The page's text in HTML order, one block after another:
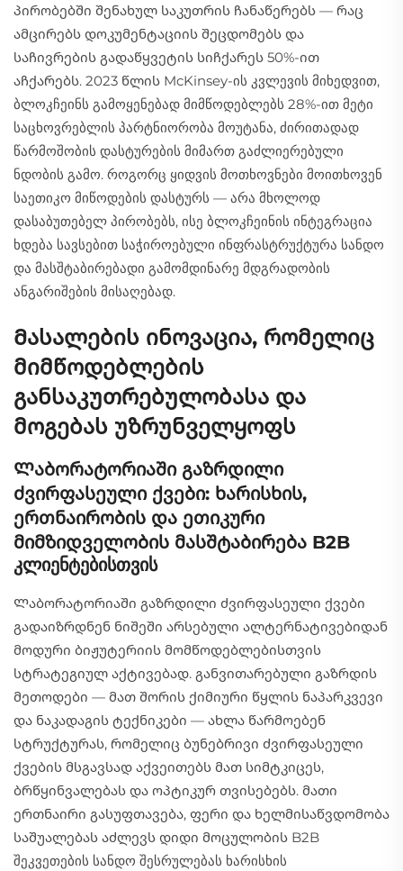
პირობებში შენახულ საკუთრის ჩანაწერებს — რაც
ამცირებს დოკუმენტაციის შეცდომებს და
საჩივრების გადაწყვეტის სიჩქარეს 50%-ით
აჩქარებს. 2023 წლის McKinsey-ის კვლევის მიხედვით,
ბლოკჩეინს გამოყენებად მიმწოდებლებს 28%-ით მეტი
საცხოვრებლის პარტნიორობა მოუტანა, ძირითადად
წარმოშობის დასტურების მიმართ გაძლიერებული
ნდობის გამო. როგორც ყიდვის მოთხოვნები მოითხოვენ
საეთიკო მიწოდების დასტურს — არა მხოლოდ
დასაბუთებელ პირობებს, ისე ბლოკჩეინის ინტეგრაცია
ხდება სავსებით საჭიროებული ინფრასტრუქტურა სანდო
და მასშტაბირებადი გამომდინარე მდგრადობის
ანგარიშების მისაღებად.
Მასალების ინოვაცია, რომელიც
მიმწოდებლების
განსაკუთრებულობასა და
მოგებას უზრუნველყოფს
Ლაბორატორიაში გაზრდილი
ძვირფასეული ქვები: ხარისხის,
ერთნაირობის და ეთიკური
მიმზიდველობის მასშტაბირება B2B
კლიენტებისთვის
Ლაბორატორიაში გაზრდილი ძვირფასეული ქვები
გადაიზრდნენ ნიშეში არსებული ალტერნატივებიდან
მოდური ბიჟუტერიის მომწოდებლებისთვის
სტრატეგიულ აქტივებად. განვითარებული გაზრდის
მეთოდები — მათ შორის ქიმიური წყლის ნაპარკვევი
და ნაკადაგის ტექნიკები — ახლა წარმოებენ
სტრუქტურას, რომელიც ბუნებრივი ძვირფასეული
ქვების მსგავსად აქვეითებს მათ სიმტკიცეს,
ბრწყინვალებას და ოპტიკურ თვისებებს. მათი
ერთნაირი გასუფთავება, ფერი და ხელმისაწვდომობა
საშუალებას აძლევს დიდი მოცულობის B2B
შეკვეთების სანდო შესრულებას ხარისხის